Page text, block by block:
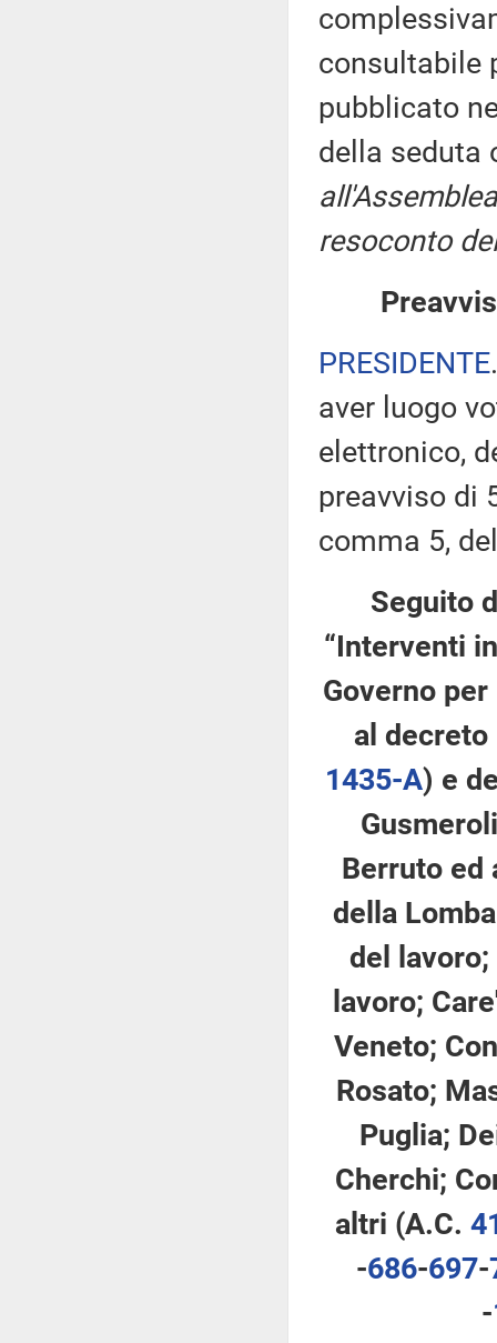
consultabile
pubblicato
della seduta
resoconto
PRESIDENTE
aver luogo
elettronico,
preavviso di
comma 5,
Seguito
“Interventi
Governo
al decreto
1435-A​) e
Berruto ed
della
del
lavoro;
Veneto;
Rosato;
Puglia;
Cherchi;
altri (A.C.
-686​-697​-
-